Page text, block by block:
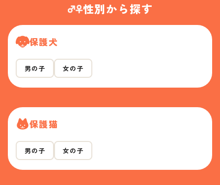
性別から探す
保護犬
男の子 女の子
保護猫
男の子 女の子